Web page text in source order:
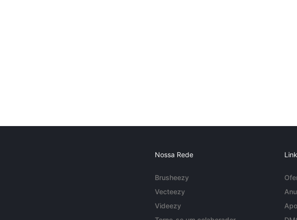
Nossa Rede
Brusheezy
Vecteezy
Videezy